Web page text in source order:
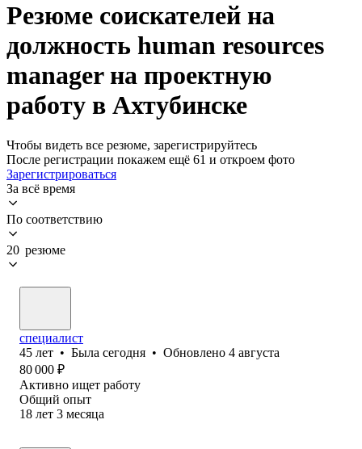
Резюме соискателей на
должность human resources
manager на проектную
работу в Ахтубинске
Чтобы видеть все резюме, зарегистрируйтесь
После регистрации покажем ещё 61 и откроем фото
Зарегистрироваться
За всё время
По соответствию
20 резюме
специалист
45 лет • Была сегодня • Обновлено 4 августа
80 000 ₽
Активно ищет работу
Общий опыт
18 лет 3 месяца